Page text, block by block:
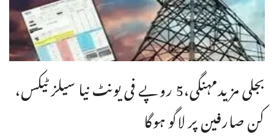
بجلی مزیدمہنگی،5 روپے فی یونٹ نیا سیلز ٹیکس،
کن صارفین پر لاگو ہوگا